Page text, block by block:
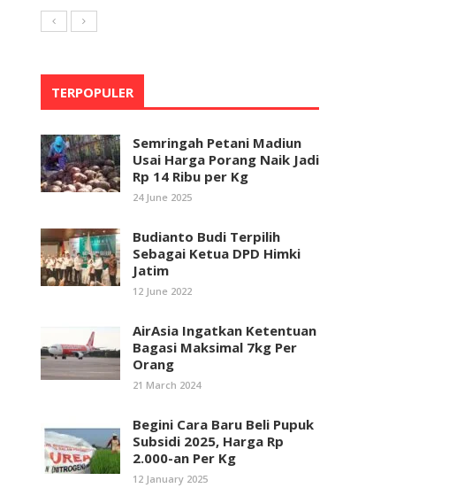
TERPOPULER
Semringah Petani Madiun
Usai Harga Porang Naik Jadi
Rp 14 Ribu per Kg
24 June 2025
Budianto Budi Terpilih
Sebagai Ketua DPD Himki
Jatim
12 June 2022
AirAsia Ingatkan Ketentuan
Bagasi Maksimal 7kg Per
Orang
21 March 2024
Begini Cara Baru Beli Pupuk
Subsidi 2025, Harga Rp
2.000-an Per Kg
12 January 2025